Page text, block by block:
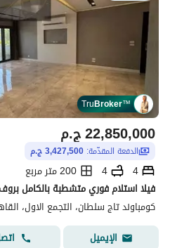
TruBroker™
ج.م22,850,000
الدفعة المقدّمة: 3,427,500 ج.م
4
4
200 متر مربع
كومباوند تاج سلطان، التجمع الاول،
الإيميل